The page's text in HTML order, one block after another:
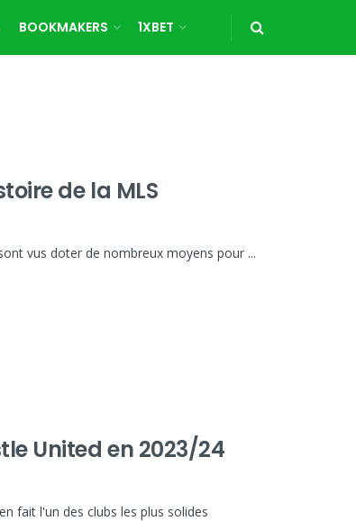
BOOKMAKERS 1XBET
de la MLS
vus doter de nombreux moyens pour ...
United en 2023/24
fait l'un des clubs les plus solides